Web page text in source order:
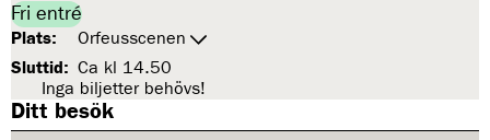
Fri entré
Plats:
Orfeusscenen
Sluttid: Ca kl 14.50
Inga biljetter behövs!
Ditt besök